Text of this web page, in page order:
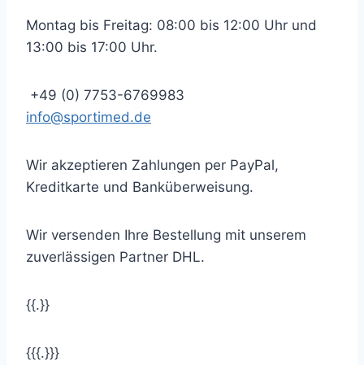
Montag bis Freitag: 08:00 bis 12:00 Uhr und
13:00 bis 17:00 Uhr.
+49 (0) 7753-6769983
info@sportimed.de
Wir akzeptieren Zahlungen per PayPal,
Kreditkarte und Banküberweisung.
Wir versenden Ihre Bestellung mit unserem
zuverlässigen Partner DHL.
{{.}}
{{{.}}}